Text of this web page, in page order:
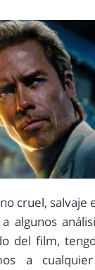
cruel, salvaje
algunos
del film,
a